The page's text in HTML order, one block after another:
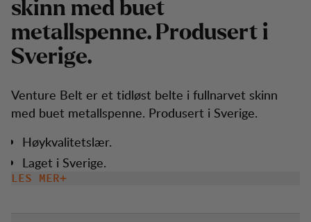
skinn med buet
metallspenne. Produsert i
Sverige.
Venture Belt er et tidløst belte i fullnarvet skinn
med buet metallspenne. Produsert i Sverige.
Høykvalitetslær.
Laget i Sverige.
LES MER